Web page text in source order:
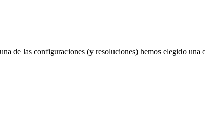
de las configuraciones (y resoluciones) hemos elegido